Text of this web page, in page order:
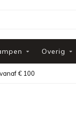
Overig
€ 100